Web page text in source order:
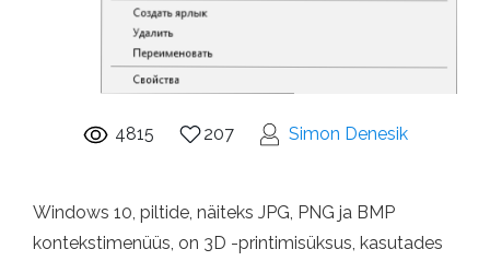
4815 207 Simon Denesik
Windows 10, piltide, näiteks JPG, PNG ja BMP
kontekstimenüüs, on 3D -printimisüksus, kasutades